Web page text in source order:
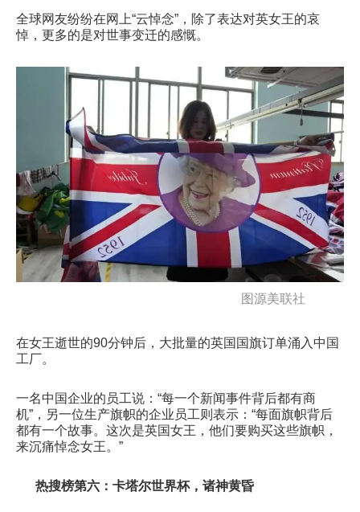
全球网友纷纷在网上“云悼念”，除了表达对英女王的哀
悼，更多的是对世事变迁的感慨。
图源美联社
在女王逝世的90分钟后，大批量的英国国旗订单涌入中国
工厂。
一名中国企业的员工说：“每一个新闻事件背后都有商
机”，另一位生产旗帜的企业员工则表示：“每面旗帜背后
都有一个故事。这次是英国女王，他们要购买这些旗帜，
来沉痛悼念女王。”
热搜榜第六：卡塔尔世界杯，诸神黄昏